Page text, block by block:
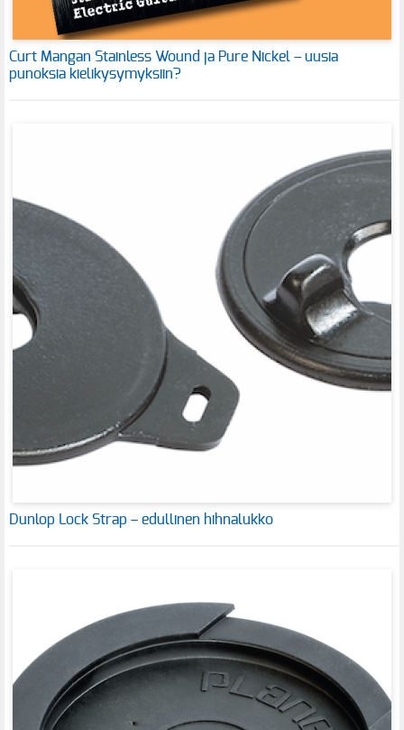
Curt Mangan Stainless Wound ja Pure Nickel – uusia
punoksia kielikysymyksiin?
Dunlop Lock Strap – edullinen hihnalukko